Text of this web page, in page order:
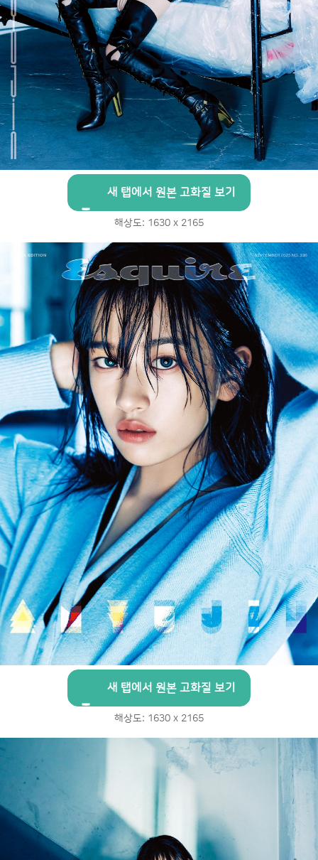
새 탭에서 원본 고화질 보기
해상도: 1630 x 2165
새 탭에서 원본 고화질 보기
해상도: 1630 x 2165